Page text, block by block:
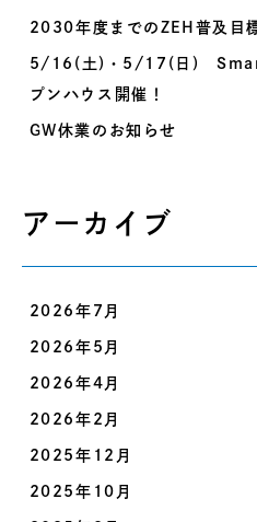
2030年度までのZEH普及目
5/16(土)・5/17(日)
プンハウス開催！
GW休業のお知らせ
アーカイブ
2026年7月
2026年5月
2026年4月
2026年2月
2025年12月
2025年10月